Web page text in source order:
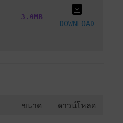
3.0MB
DOWNLOAD
ขนาด ดาวน์โหลด